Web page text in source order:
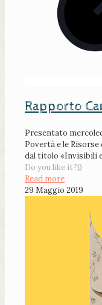
Rapporto
Presentato
Povertà e le Risorse
dal titolo «Invisibili
Do you like it?0
Read more
29 Maggio 2019